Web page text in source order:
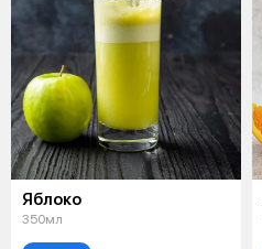
Яблоко
350мл